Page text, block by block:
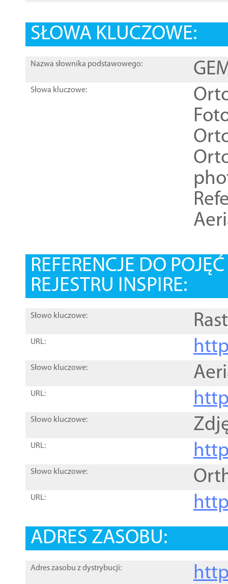
SŁOWA KLUCZOWE:
Nazwa słownika podstawowego:
Słowa kluczowe:
REFERENCJE DO
REJESTRU INSPIRE:
Słowo kluczowe:
URL:
Słowo kluczowe:
URL:
Słowo kluczowe:
URL:
Słowo kluczowe:
URL:
ADRES ZASOBU:
Adres zasobu z dystrybucji: